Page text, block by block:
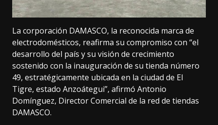
La corporación DAMASCO, la reconocida marca de
electrodomésticos, reafirma su compromiso con “el
desarrollo del país y su visión de crecimiento
sostenido con la inauguración de su tienda número
49, estratégicamente ubicada en la ciudad de El
Tigre, estado Anzoátegui”, afirmó Antonio
Domínguez, Director Comercial de la red de tiendas
DAMASCO.